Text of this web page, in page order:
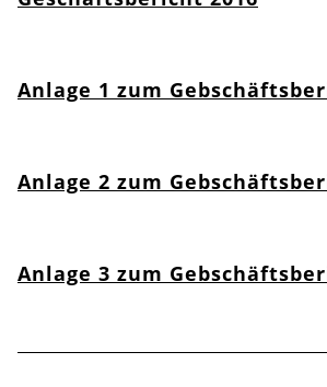
Anlage 1 zum
Anlage 2 zum
Anlage 3 zum